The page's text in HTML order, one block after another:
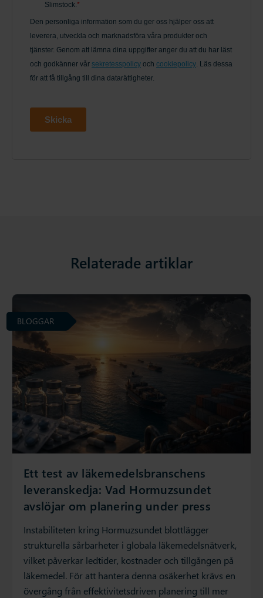
Relaterade artiklar
Ett test av läkemedelsbranschens
leveranskedja: Vad Hormuzsundet
avslöjar om planering under press
Instabiliteten kring Hormuzsundet blottlägger
strukturella sårbarheter i globala läkemedelsnätverk,
vilket påverkar ledtider, kostnader och tillgången på
läkemedel. För att hantera denna osäkerhet krävs en
övergång från effektivitetsdriven planering till mer
BLOGGAR